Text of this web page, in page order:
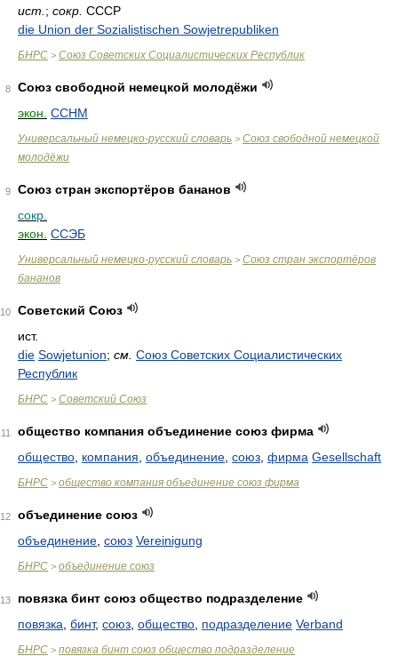
ист. ; сокр. СССР
die Union der Sozialistischen Sowjetrepubliken
БНРС > Союз Советских Социалистических Республик
8
Союз свободной немецкой молодёжи
экон. ССНМ
Универсальный немецко-русский словарь > Союз свободной немецкой
молодёжи
9
Союз стран экспортёров бананов
сокр.
экон. ССЭБ
Универсальный немецко-русский словарь > Союз стран экспортёров
бананов
10
Советский Союз
ист.
die Sowjetunion; см. Союз Советских Социалистических
Республик
БНРС > Советский Союз
11
общество компания объединение союз фирма
общество компания объединение союз фирма Gesellschaft
БНРС > общество компания объединение союз фирма
12
объединение союз
объединение союз Vereinigung
БНРС > объединение союз
13
повязка бинт союз общество подразделение
повязка бинт, союз общество подразделение Verband
БНРС > повязка бинт союз общество подразделение